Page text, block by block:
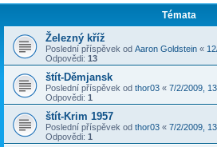
Témata
Železný kříž
Poslední příspěvek od Aaron Goldstein «
Odpovědi: 13
štít-Děmjansk
Poslední příspěvek od thor03 « 7/2/2009,
Odpovědi: 1
štít-Krim 1957
Poslední příspěvek od thor03 « 7/2/2009,
Odpovědi: 1